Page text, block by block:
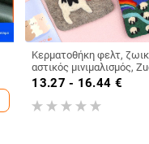
Κερματοθήκη φελτ,
αστικός μινιμαλισμός,
Καλοκαίρι 2025
13.27 - 16.44 €